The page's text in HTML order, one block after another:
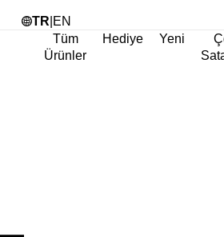
TR EN
Tüm
Ürünler
Hediye Yeni